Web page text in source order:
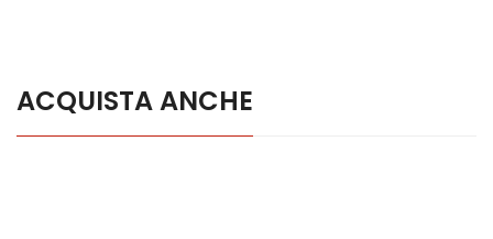
ACQUISTA ANCHE